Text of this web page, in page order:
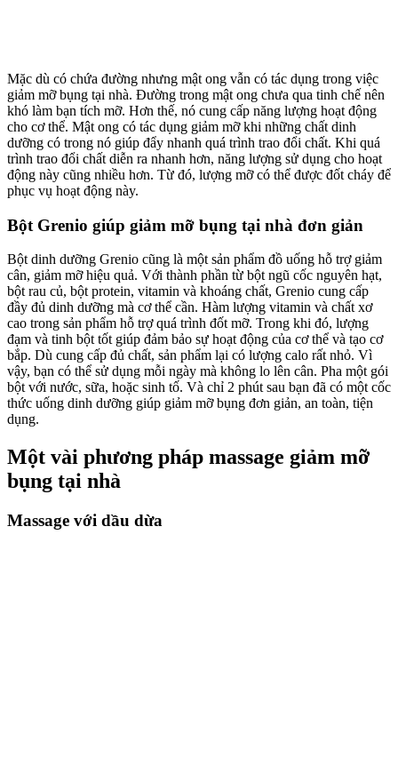
Mặc dù có chứa đường nhưng mật ong vẫn có tác dụng trong việc
giảm mỡ bụng tại nhà. Đường trong mật ong chưa qua tinh chế nên
khó làm bạn tích mỡ. Hơn thế, nó cung cấp năng lượng hoạt động
cho cơ thể. Mật ong có tác dụng giảm mỡ khi những chất dinh
dưỡng có trong nó giúp đẩy nhanh quá trình trao đổi chất. Khi quá
trình trao đổi chất diễn ra nhanh hơn, năng lượng sử dụng cho hoạt
động này cũng nhiều hơn. Từ đó, lượng mỡ có thể được đốt cháy để
phục vụ hoạt động này.
Bột Grenio giúp giảm mỡ bụng tại nhà đơn giản
Bột dinh dưỡng Grenio cũng là một sản phẩm đồ uống hỗ trợ giảm
cân, giảm mỡ hiệu quả. Với thành phần từ bột ngũ cốc nguyên hạt,
bột rau củ, bột protein, vitamin và khoáng chất, Grenio cung cấp
đầy đủ dinh dưỡng mà cơ thể cần. Hàm lượng vitamin và chất xơ
cao trong sản phẩm hỗ trợ quá trình đốt mỡ. Trong khi đó, lượng
đạm và tinh bột tốt giúp đảm bảo sự hoạt động của cơ thể và tạo cơ
bắp. Dù cung cấp đủ chất, sản phẩm lại có lượng calo rất nhỏ. Vì
vậy, bạn có thể sử dụng mỗi ngày mà không lo lên cân. Pha một gói
bột với nước, sữa, hoặc sinh tố. Và chỉ 2 phút sau bạn đã có một cốc
thức uống dinh dưỡng giúp giảm mỡ bụng đơn giản, an toàn, tiện
dụng.
Một vài phương pháp massage giảm mỡ
bụng tại nhà
Massage với dầu dừa